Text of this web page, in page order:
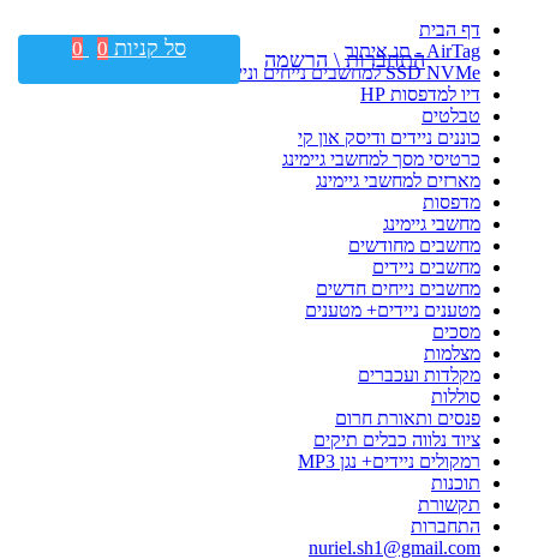
דף הבית
AirTag - תג איתור
SSD NVMe למחשבים נייחים וניידים
דיו למדפסות HP
טבלטים
כוננים ניידים ודיסק און קי
כרטיסי מסך למחשבי גיימינג
מארזים למחשבי גיימינג
מדפסות
מחשבי גיימינג
מחשבים מחודשים
מחשבים ניידים
מחשבים נייחים חדשים
מטענים ניידים+ מטענים
מסכים
מצלמות
מקלדות ועכברים
סוללות
פנסים ותאורת חרום
ציוד נלווה כבלים תיקים
רמקולים ניידים+ נגן MP3
תוכנות
תקשורת
התחברות
nuriel.sh1@gmail.com
התחברות \ הרשמה סל קניות 0
0